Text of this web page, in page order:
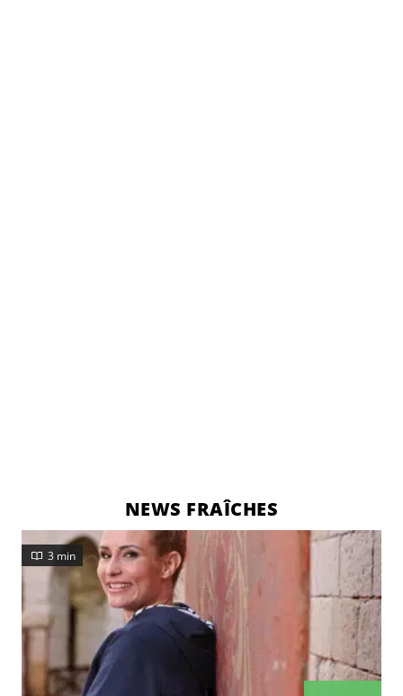
NEWS FRAÎCHES
3 min